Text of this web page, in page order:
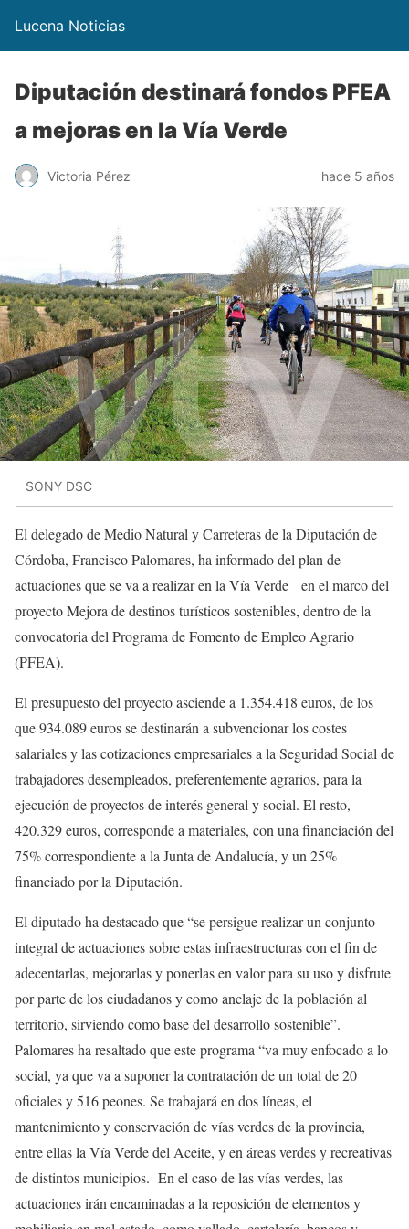
Lucena Noticias
Diputación destinará fondos PFEA
a mejoras en la Vía Verde
Victoria Pérez hace 5 años
SONY DSC
El delegado de Medio Natural y Carreteras de la Diputación de
Córdoba, Francisco Palomares, ha informado del plan de
actuaciones que se va a realizar en la Vía Verde en el marco del
proyecto Mejora de destinos turísticos sostenibles, dentro de la
convocatoria del Programa de Fomento de Empleo Agrario
(PFEA).
El presupuesto del proyecto asciende a 1.354.418 euros, de los
que 934.089 euros se destinarán a subvencionar los costes
salariales y las cotizaciones empresariales a la Seguridad Social de
trabajadores desempleados, preferentemente agrarios, para la
ejecución de proyectos de interés general y social. El resto,
420.329 euros, corresponde a materiales, con una financiación del
75% correspondiente a la Junta de Andalucía, y un 25%
financiado por la Diputación.
El diputado ha destacado que “se persigue realizar un conjunto
integral de actuaciones sobre estas infraestructuras con el fin de
adecentarlas, mejorarlas y ponerlas en valor para su uso y disfrute
por parte de los ciudadanos y como anclaje de la población al
territorio, sirviendo como base del desarrollo sostenible”.
Palomares ha resaltado que este programa “va muy enfocado a lo
social, ya que va a suponer la contratación de un total de 20
oficiales y 516 peones. Se trabajará en dos líneas, el
mantenimiento y conservación de vías verdes de la provincia,
entre ellas la Vía Verde del Aceite, y en áreas verdes y recreativas
de distintos municipios. En el caso de las vías verdes, las
actuaciones irán encaminadas a la reposición de elementos y